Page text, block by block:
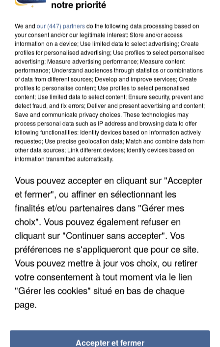
INCENDIES : L’ÎLE-DE-FRANCE LANCE UN ÉLAN
DE SOLIDARITÉ AVEC LES...
APRÈS TOUTES CES CANICULES, LES REFUGES
DE FAUNE SAUVAGE SONT...
notre priorité
We and our (447) partnersdo the following data processing based on
your consent and/or our legitimate interest: Store and/or access
information on a device; Use limited data to select advertising; Create
profiles for personalised advertising; Use profiles to select personalised
advertising; Measure advertising performance; Measure content
performance; Understand audiences through statistics or combinations
of data from different sources; Develop and improve services; Create
profiles to personalise content; Use profiles to select personalised
content; Use limited data to select content; Ensure security, prevent and
detect fraud, and fix errors; Deliver and present advertising and content;
Save and communicate privacy choices. These technologies may
process personal data such as IP address and browsing data to offer
following functionalities: Identify devices based on information actively
requested; Use precise geolocation data; Match and combine data from
other data sources; Link different devices; Identify devices based on
information transmitted automatically.
Vous pouvez accepter en cliquant sur "Accepter
et fermer", ou affiner en sélectionnant les
finalités et/ou partenaires dans "Gérer mes
choix". Vous pouvez également refuser en
cliquant sur "Continuer sans accepter". Vos
préférences ne s'appliqueront que pour ce site.
Vous pouvez mettre à jour vos choix, ou retirer
votre consentement à tout moment via le lien
"Gérer les cookies" situé en bas de chaque
page.
Accepter et fermer